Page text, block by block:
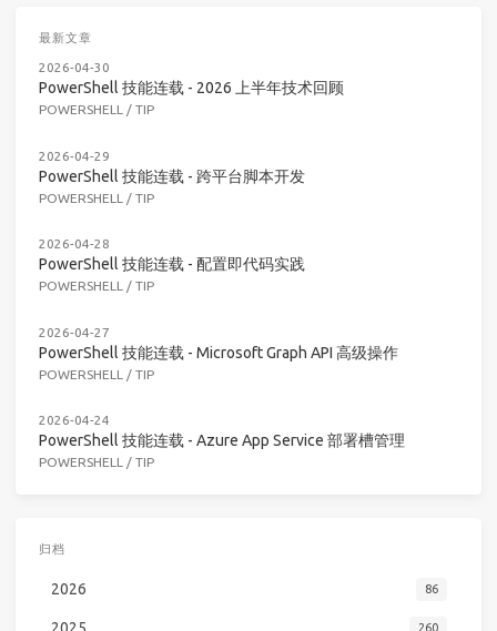
最新文章
2026-04-30
PowerShell 技能连载 - 2026 上半年技术回顾
POWERSHELL / TIP
2026-04-29
PowerShell 技能连载 - 跨平台脚本开发
POWERSHELL / TIP
2026-04-28
PowerShell 技能连载 - 配置即代码实践
POWERSHELL / TIP
2026-04-27
PowerShell 技能连载 - Microsoft Graph API 高级操作
POWERSHELL / TIP
2026-04-24
PowerShell 技能连载 - Azure App Service 部署槽管理
POWERSHELL / TIP
归档
2026 86
260